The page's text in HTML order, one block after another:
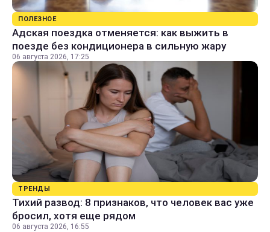
ПОЛЕЗНОЕ
Адская поездка отменяется: как выжить в
поезде без кондиционера в сильную жару
06 августа 2026, 17:25
ТРЕНДЫ
Тихий развод: 8 признаков, что человек вас уже
бросил, хотя еще рядом
06 августа 2026, 16:55